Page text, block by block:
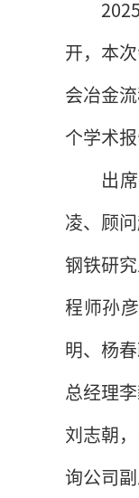
开，本
会冶金
个学术报
出
凌、顾
钢铁研
程师孙
明、杨
总经理
刘志朝
询公司